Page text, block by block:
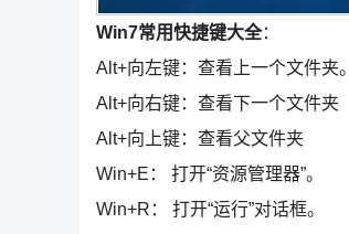
Win7常用快捷键大全：
Alt+向左键：查看上一个文件夹。
Alt+向右键：查看下一个文件夹
Alt+向上键：查看父文件夹
Win+E： 打开“资源管理器”。
Win+R： 打开“运行”对话框。